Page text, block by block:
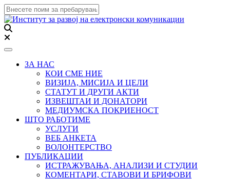
Toggle navigation
ЗА НАС
КОИ СМЕ НИЕ
ВИЗИЈА, МИСИЈА И ЦЕЛИ
СТАТУТ И ДРУГИ АКТИ
ИЗВЕШТАИ И ДОНАТОРИ
МЕДИУМСКА ПОКРИЕНОСТ
ШТО РАБОТИМЕ
УСЛУГИ
ВЕБ АНКЕТА
ВОЛОНТЕРСТВО
ПУБЛИКАЦИИ
ИСТРАЖУВАЊА, АНАЛИЗИ И СТУДИИ
КОМЕНТАРИ, СТАВОВИ И БРИФОВИ